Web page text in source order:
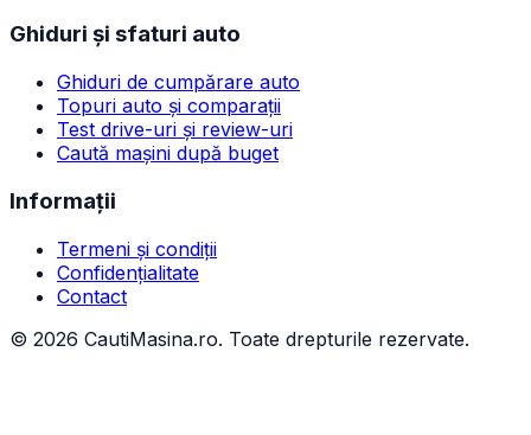
Ghiduri și sfaturi auto
Ghiduri de cumpărare auto
Topuri auto și comparații
Test drive-uri și review-uri
Caută mașini după buget
Informații
Termeni și condiții
Confidențialitate
Contact
© 2026 CautiMasina.ro. Toate drepturile rezervate.